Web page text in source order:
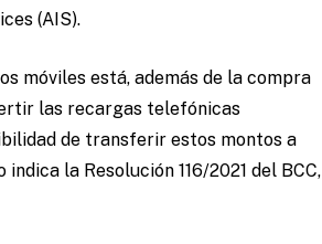
(AIS).
móviles está, además de la compra
las recargas telefónicas
de transferir estos montos a
la Resolución 116/2021 del BCC,